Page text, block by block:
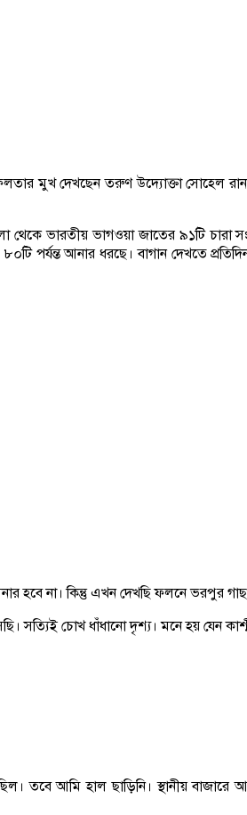
মুখ দেখছেন তরুণ উদ্যোক্তা সোহেল রানা
থেকে ভারতীয় ভাগওয়া জাতের ৯১টি
পর্যন্ত আনার ধরছে। বাগান দেখতে
না। কিন্তু এখন দেখছি ফলনে ভরপুর
সত্যিই চোখ ধাঁধানো দৃশ্য। মনে হয় যেন
তবে আমি হাল ছাড়িনি। স্থানীয়